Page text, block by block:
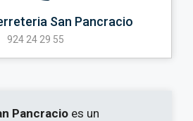
San Pancracio
924 24 29 55
Pancracio es un